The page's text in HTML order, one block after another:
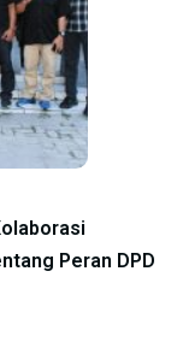
Peran DPD